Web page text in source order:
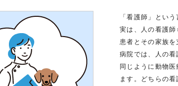
「看護師」とい
実は、人の看護師
患者とその家族を
病院では、人の看
同じように動物
ます。どちらの